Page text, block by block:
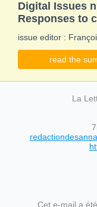
Digital Issues
Responses to
issue editor :
read the
La
Cet e-mail a